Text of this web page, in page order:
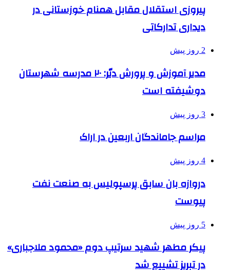
پیروزی استقلال مقابل همنام خوزستانی در
دیداری تدارکاتی
2 روز پیش
مدیر آموزش و پرورش دیّر: ۲۰ مدرسه شهرستان
دوشیفته است
3 روز پیش
مراسم جاماندگان اربعین در اراک
4 روز پیش
دروازه بان سابق پرسپولیس به صنعت نفت
پیوست
5 روز پیش
پیکر مطهر شهید سرتیپ دوم «محمود ملاجباری»
در تبریز تشییع شد